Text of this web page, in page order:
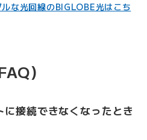
な光回線のBIGLOBE光はこち
）
接続できなくなったとき